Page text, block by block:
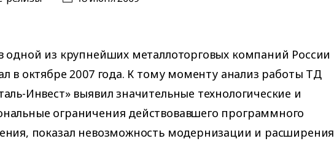
одной из крупнейших металлоторговых компаний России
в октябре 2007 года. К тому моменту анализ работы ТД
Инвест» выявил значительные технологические и
ограничения действовавшего программного
показал невозможность модернизации и расширения